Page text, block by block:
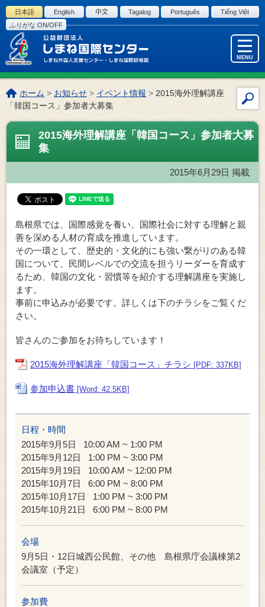
このページの本文へ
日本語 English 中文 Tagalog Português
Tiếng Việt
ふりがな ON/OFF
MENU
イ
ト
内
索
こ
の
ペ
ホーム > お知らせ > イベント情報 >2015海外理解講座
「韓国コース」参加者大募集
2015海外理解講座「韓国コース」参加者大募
集
2015年6月29日 掲載
島根県では、国際感覚を養い、国際社会に対する理解と親
善を深める人材の育成を推進しています。
その一環として、歴史的・文化的にも強い繋がりのある韓
国について、民間レベルでの交流を担うリーダーを育成す
るため、韓国の文化・習慣等を紹介する理解講座を実施し
ます。
事前に申込みが必要です。詳しくは下のチラシをご覧くだ
さい。
皆さんのご参加をお待ちしています！
2015海外理解講座「韓国コース」チラシ [PDF: 337KB]
参加申込書 [Word: 42.5KB]
日程・時間
2015年9月5日
10:00 AM ~ 1:00 PM
2015年9月12日
1:00 PM ~ 3:00 PM
2015年9月19日
10:00 AM ~ 12:00 PM
2015年10月7日
6:00 PM ~ 8:00 PM
2015年10月17日
1:00 PM ~ 3:00 PM
2015年10月21日
6:00 PM ~ 8:00 PM
会場
9月5日・12日城西公民館、その他 島根県庁会議棟第2
会議室（予定）
参加費